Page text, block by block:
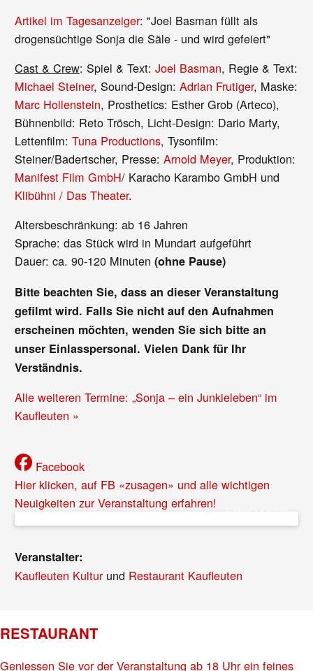
Artikel im Tagesanzeiger: "Joel Basman füllt als
drogensüchtige Sonja die Säle - und wird gefeiert"
Cast & Crew: Spiel & Text:Joel Basman, Regie & Text:
Michael Steiner, Sound-Design:Adrian Frutiger, Maske:
Marc Hollenstein, Prosthetics: Esther Grob (Arteco),
Bühnenbild: Reto Trösch, Licht-Design: Dario Marty,
Lettenfilm:Tuna Productions, Tysonfilm:
Steiner/Badertscher, Presse:Arnold Meyer, Produktion:
Manifest Film GmbH/ Karacho Karambo GmbH und
Klibühni / Das Theater.
Altersbeschränkung: ab 16 Jahren
Sprache: das Stück wird in Mundart aufgeführt
Dauer: ca. 90-120 Minuten(ohne Pause)
Bitte beachten Sie, dass an dieser Veranstaltung
gefilmt wird. Falls Sie nicht auf den Aufnahmen
erscheinen möchten, wenden Sie sich bitte an
unser Einlasspersonal. Vielen Dank für Ihr
Verständnis.
Alle weiteren Termine: „Sonja – ein Junkieleben“ im
Kaufleuten »
Facebook
Hier klicken, auf FB «zusagen» und alle wichtigen
Neuigkeiten zur Veranstaltung erfahren!
Veranstalter:
Kaufleuten Kulturund Restaurant Kaufleuten
RESTAURANT
Geniessen Sie vor der Veranstaltung ab 18 Uhr ein feines